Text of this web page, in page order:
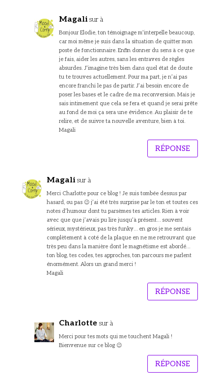
Magali sur à
Bonjour Elodie, ton témoignage m’interpelle beaucoup,
car moi même je suis dans la situation de quitter mon
poste de fonctionnaire. Enfin donner du sens à ce que
je fais, aider les autres, sans les entraves de règles
absurdes. J’imagine très bien dans quel état de doute
tu te trouves actuellement. Pour ma part, je n’ai pas
encore franchi le pas de partir. J’ai besoin encore de
poser les bases et le cadre de ma reconversion. Mais je
sais intimement que cela se fera et quand je serai prête
au fond de moi ça sera une évidence. Au plaisir de te
relire, et de suivre ta nouvelle aventure, bien à toi.
Magali
RÉPONSE
Magali sur à
Merci Charlotte pour ce blog ! Je suis tombée dessus par
hasard, ou pas 😉 j’ai été très surprise par le ton et toutes ces
notes d’humour dont tu parsèmes tes articles. Rien à voir
avec que que j’avais pu lire jusqu’à présent… souvent
sérieux, mystérieux, pas très funky… en gros je me sentais
complètement à coté de la plaque en ne me retrouvant que
très peu dans la manière dont le magnétisme est abordé…
ton blog, tes codes, tes approches, ton parcours me parlent
énormément. Alors un grand merci !
Magali
RÉPONSE
Charlotte sur à
Merci pour tes mots qui me touchent Magali !
Bienvenue sur ce blog 😉
RÉPONSE